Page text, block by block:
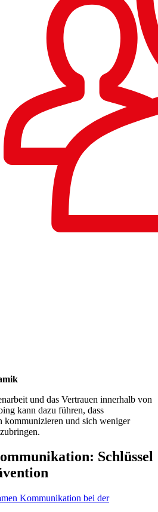
und das Vertrauen innerhalb von
kann dazu führen, dass
kommunizieren und sich weniger
Schlüssel
Kommunikation bei der